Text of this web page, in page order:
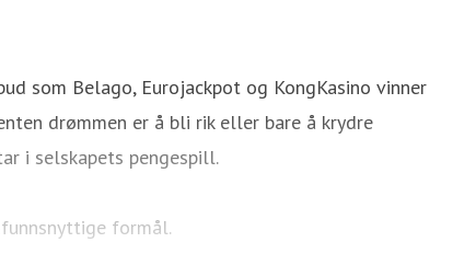
som Belago, Eurojackpot og KongKasino vinner
drømmen er å bli rik eller bare å krydre
i selskapets pengespill.
formål.